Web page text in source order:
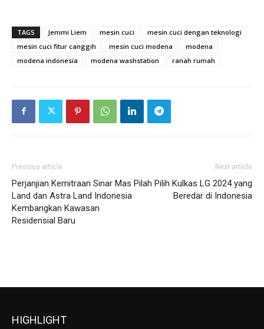
TAGS Jemmi Liem mesin cuci
mesin cuci dengan teknologi
mesin cuci fitur canggih
mesin cuci modena
modena
modena indonesia
modena washstation ranah rumah
Previous article
Perjanjian Kemitraan Sinar Mas
Land dan Astra Land Indonesia
Kembangkan Kawasan
Residensial Baru
Next article
Pilah Pilih Kulkas LG 2024 yang
Beredar di Indonesia
HIGHLIGHT